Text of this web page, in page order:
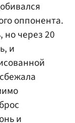
оппонента.
но через 20
и
и